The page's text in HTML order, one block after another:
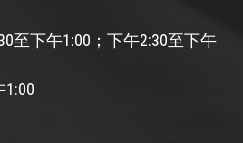
至下午1:00；下午2:30至下午